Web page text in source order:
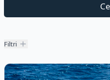
Filtri
Filtri
Risultati
View details for Italcraft